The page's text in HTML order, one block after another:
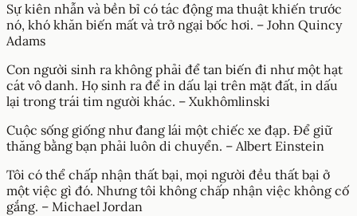
Sự kiên nhẫn và bền bỉ có tác động ma thuật khiến trước
nó, khó khăn biến mất và trở ngại bốc hơi. – John Quincy
Adams
Con người sinh ra không phải để tan biến đi như một hạt
cát vô danh. Họ sinh ra để in dấu lại trên mặt đất, in dấu
lại trong trái tim người khác. – Xukhômlinski
Cuộc sống giống như đang lái một chiếc xe đạp. Để giữ
thăng bằng bạn phải luôn di chuyển. – Albert Einstein
Tôi có thể chấp nhận thất bại, mọi người đều thất bại ở
một việc gì đó. Nhưng tôi không chấp nhận việc không cố
gắng. – Michael Jordan